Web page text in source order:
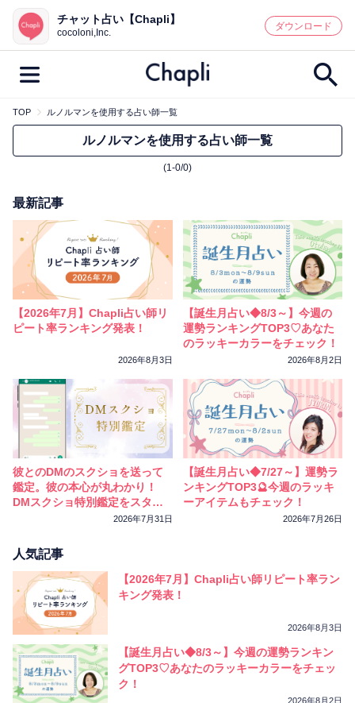
鑑定記事・占い師検索
最新記事一覧
鑑定 占い師 キャンペーン
キーワード別
彼の気持ち 恋の行方 時期
今週の運勢 彼氏 片思い 結婚
連絡
チャット占い【Chapli】
cocoloni,Inc.
ダウンロード
TOP ルノルマンを使用する占い師一覧
ルノルマンを使用する占い師一覧
(1-0/0)
最新記事
【2026年7月】Chapli占い師リ
ピート率ランキング発表！
2026年8月3日
【誕生月占い◆8/3～】今週の
運勢ランキングTOP3♡あなた
のラッキーカラーをチェック！
2026年8月2日
彼とのDMのスクショを送って
鑑定。彼の本心が丸わかり！
DMスクショ特別鑑定をスター
2026年7月31日
【誕生月占い◆7/27～】運勢ラ
ンキングTOP3🔮今週のラッキ
ーアイテムもチェック！
2026年7月26日
人気記事
【2026年7月】Chapli占い師リピート率ラン
キング発表！
2026年8月3日
【誕生月占い◆8/3～】今週の運勢ランキン
グTOP3♡あなたのラッキーカラーをチェッ
ク！
2026年8月2日